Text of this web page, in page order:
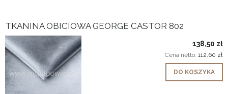
TKANINA OBICIOWA GEORGE CASTOR 802
138,50 zł
Cena netto: 112,60 zł
DO KOSZYKA